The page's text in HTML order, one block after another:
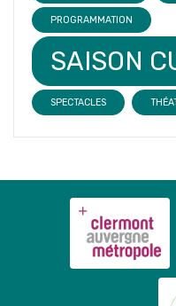
PROGRAMMATION
SAISON
SPECTACLES